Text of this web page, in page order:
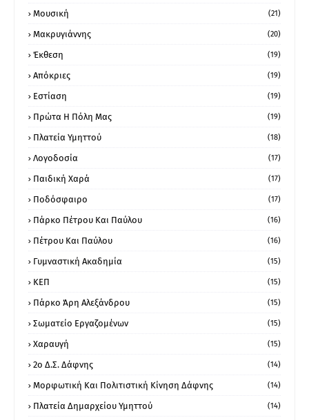
Μουσική (21)
Μακρυγιάννης (20)
Έκθεση (19)
Απόκριες (19)
Εστίαση (19)
Πρώτα Η Πόλη Μας (19)
Πλατεία Υμηττού (18)
Λογοδοσία (17)
Παιδική Χαρά (17)
Ποδόσφαιρο (17)
Πάρκο Πέτρου Και Παύλου (16)
Πέτρου Και Παύλου (16)
Γυμναστική Ακαδημία (15)
ΚΕΠ (15)
Πάρκο Άρη Αλεξάνδρου (15)
Σωματείο Εργαζομένων (15)
Χαραυγή (15)
2ο Δ.Σ. Δάφνης (14)
Μορφωτική Και Πολιτιστική Κίνηση Δάφνης (14)
Πλατεία Δημαρχείου Υμηττού (14)